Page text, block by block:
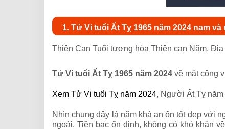
1. Tử Vi tuổi Ất Tỵ 1965 năm 2024 nam và
Thiên Can Tuổi tương hòa Thiên can Năm,
Tử Vi tuổi Ất Tỵ 1965 năm 2024 về mặt công
Xem Tử Vi tuổi Tỵ năm 2024, Người Ất Tỵ năm
Nhìn chung đây là năm khá an ổn tốt đẹp với
ngoái. Tiền bạc ổn định, không có khó khăn